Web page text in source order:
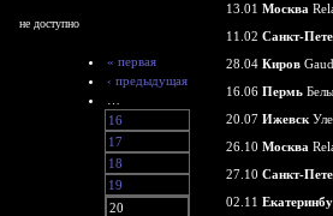
не доступно
« первая
‹ предыдущая
16
17
18
19
20
13.01 Москва
11.02 Санкт-
28.04 Киров
16.06 Пермь
20.07 Ижевск
26.10 Москва
27.10 Санкт-
02.11